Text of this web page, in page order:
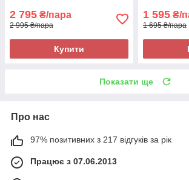
2 795 ₴/пара
2 995 ₴/пара
Купити
1 595 ₴/
1 695 ₴/пара
Показати ще
Про нас
97% позитивних з 217 відгуків за рік
Працює з 07.06.2013